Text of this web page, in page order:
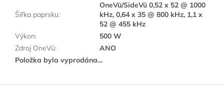
Šířka paprsku:
OneVü/SideVü 0,52 x 52 @ 1000
kHz, 0,64 x 35 @ 800 kHz, 1,1 x
52 @ 455 kHz
Výkon:
500 W
Zdroj OneVü:
ANO
Položka byla vyprodána…
Z